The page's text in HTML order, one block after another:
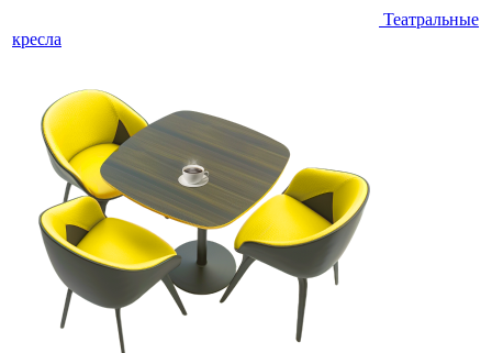
Театральные
кресла